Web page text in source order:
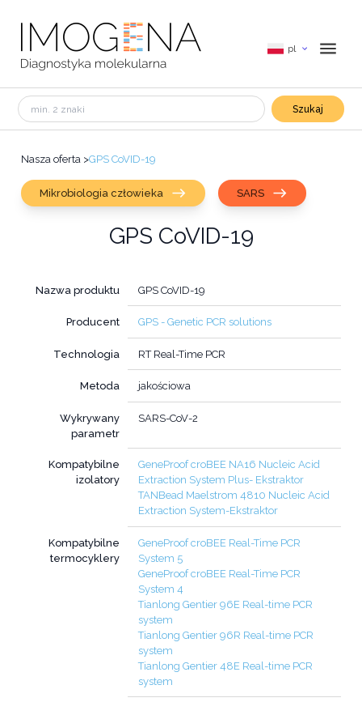
pl
Szukaj
Nasza oferta >GPS CoVID-19
Mikrobiologia człowieka SARS
GPS CoVID-19
Nazwa produktu GPS CoVID-19
Producent GPS - Genetic PCR solutions
Technologia RT Real-Time PCR
Metoda jakościowa
Wykrywany
parametr
SARS-CoV-2
Kompatybilne
izolatory
GeneProof croBEE NA16 Nucleic Acid
Extraction System Plus- Ekstraktor
TANBead Maelstrom 4810 Nucleic Acid
Extraction System-Ekstraktor
Kompatybilne
termocyklery
GeneProof croBEE Real-Time PCR
System 5
GeneProof croBEE Real-Time PCR
System 4
Tianlong Gentier 96E Real-time PCR
system
Tianlong Gentier 96R Real-time PCR
system
Tianlong Gentier 48E Real-time PCR
system